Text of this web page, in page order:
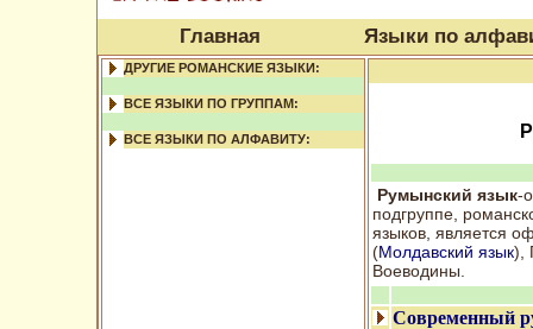
Главная Языки по
ДРУГИЕ РОМАНСКИЕ ЯЗЫКИ:
ВСЕ ЯЗЫКИ ПО ГРУППАМ:
ВСЕ ЯЗЫКИ ПО АЛФАВИТУ:
Румынский язык-
подгруппе,
языков, является
(Молдавский язык),
Воеводины.
Современный